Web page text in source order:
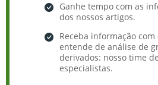
Ganhe tempo com as
dos nossos artigos.
Receba informação com
entende de análise de
derivados: nosso time de
especialistas.